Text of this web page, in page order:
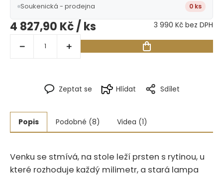
Zeptat se Hlídat Sdílet
Soukenická - prodejna 0 ks
4 827,90 Kč/ ks 3 990 Kč bez DPH
Popis Podobné (8) Videa (1)
Venku se stmívá, na stole leží prsten s rytinou, u
které rozhoduje každý milimetr, a stará lampa